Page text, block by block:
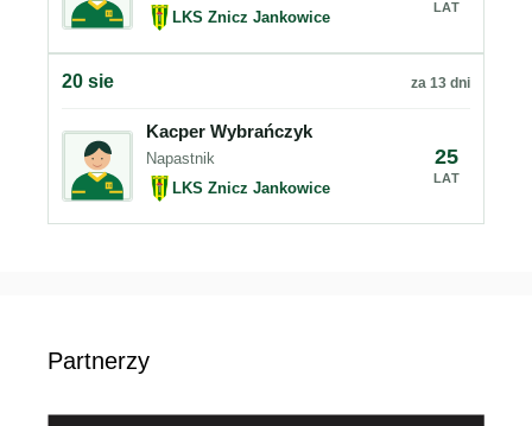
LKS Znicz Jankowice
LAT
20 sie za 13 dni
Kacper Wybrańczyk
Napastnik
LKS Znicz Jankowice
25
LAT
Partnerzy